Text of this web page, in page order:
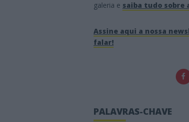
galeria e saiba tudo sobre
Assine aqui a nossa
falar!
PALAVRAS-CHAVE